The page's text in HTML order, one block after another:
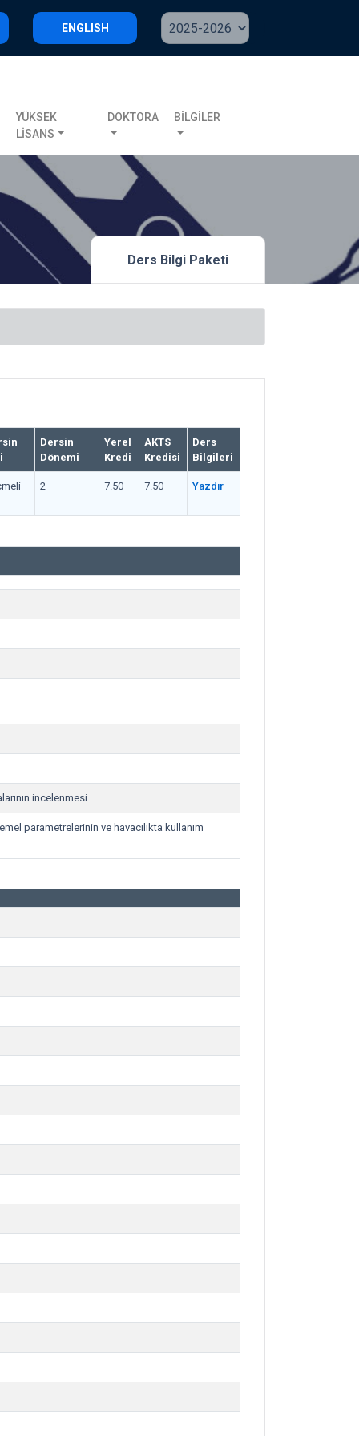
ENGLISH
YÜKSEK
LİSANS
DOKTORA BİLGİLER
Ders Bilgi Paketi
Dersin
Dönemi
Yerel
Kredi
AKTS
Kredisi
Ders
Bilgileri
2 7.50 7.50 Yazdır
incelenmesi.
parametrelerinin ve havacılıkta kullanım